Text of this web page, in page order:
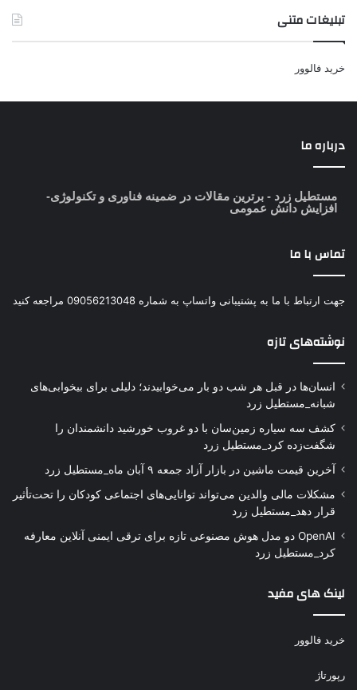
تبلیغات متنی
خرید فالوور
درباره ما
مستطیل زرد - برترین مقالات در ضمینه فناوری و تکنولوژی-
افزایش دانش عمومی
تماس با ما
جهت ارتباط با ما به پشتیبانی واتساپ به شماره 09056213048 مراجعه کنید
نوشته‌های تازه
انسان‌ها در قبل هر شب دو بار می‌خوابیدند؛ دلیلی برای بیخوابی‌های
شبانه_مستطیل زرد
کشف سه سیاره زمین‌سان با دو غروب خورشید دانشمندان را
شگفت‌زده کرد_مستطیل زرد
آخرین قیمت ماشین در بازار آزاد جمعه ۹ آبان ماه_مستطیل زرد
مشکلات مالی والدین می‌تواند توانایی‌های اجتماعی کودکان را تحت‌تأثیر
قرار دهد_مستطیل زرد
OpenAI دو مدل هوش مصنوعی تازه برای ترقی ایمنی آنلاین معارفه
کرد_مستطیل زرد
لینک های مفید
خرید فالوور
رپورتاژ